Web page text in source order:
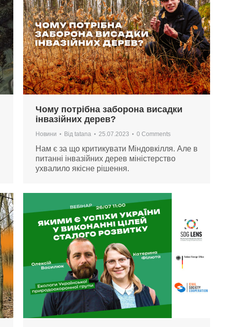
Чому потрібна заборона висадки
інвазійних дерев?
Новини Від tatana 25.07.2023 0 Comments
Нам є за що критикувати Міндовкілля. Але в
питанні інвазійних дерев міністерство
ухвалило якісне рішення.